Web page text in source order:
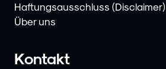
Haftungsausschluss (Disclaimer)
Über uns
Kontakt